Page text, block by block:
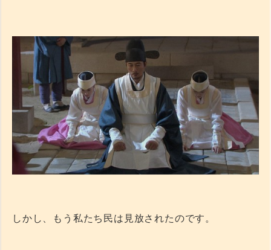
しかし、もう私たち民は見放されたのです。